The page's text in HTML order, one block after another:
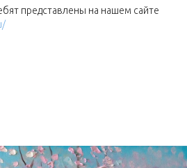
представлены на нашем сайте